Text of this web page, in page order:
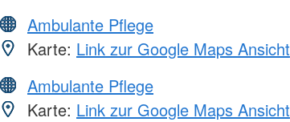
Ambulante Pflege
Karte: Link zur Google Maps Ansicht
Ambulante Pflege
Karte: Link zur Google Maps Ansicht